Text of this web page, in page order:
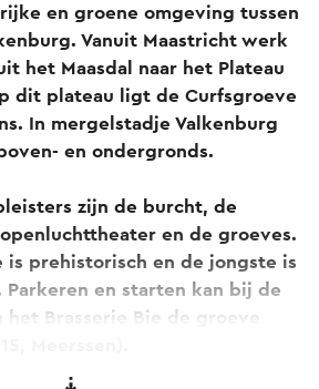
en groene omgeving tussen
Vanuit Maastricht werk
het Maasdal naar het Plateau
dit plateau ligt de Curfsgroeve
In mergelstadje Valkenburg
en ondergronds.
zijn de burcht, de
en de groeves.
is prehistorisch en de jongste is
Parkeren en starten kan bij de
het Brasserie Bie de groeve